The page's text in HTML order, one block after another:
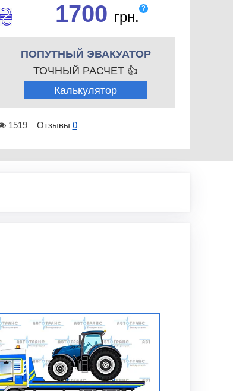
1700 грн.
?
ПОПУТНЫЙ ЭВАКУАТОР
ТОЧНЫЙ РАСЧЕТ 👍
Калькулятор
1519 Отзывы 0